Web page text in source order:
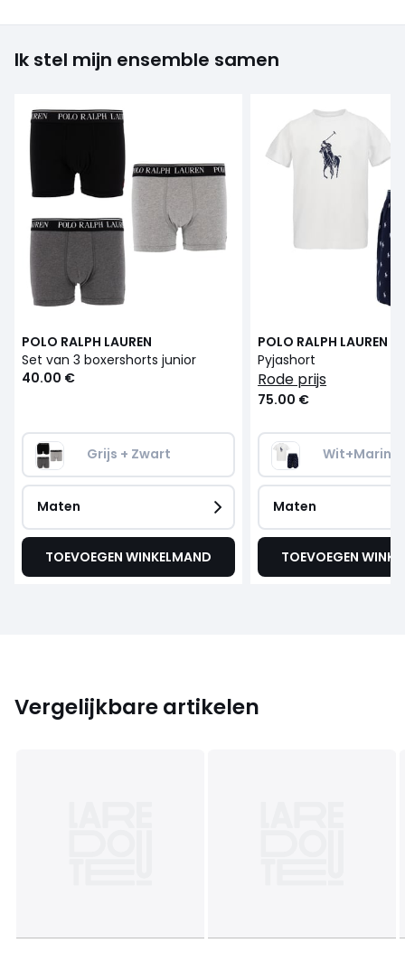
Ik stel mijn ensemble samen
POLO RALPH LAUREN
Set van 3 boxershorts junior
40.00 €
Grijs + Zwart
Maten
TOEVOEGEN WINKELMAND
POLO RALPH LAUREN
Pyjashort
rode prijs
75.00 €
Wit+Marine
Maten
TOEVOEGEN
Vergelijkbare artikelen